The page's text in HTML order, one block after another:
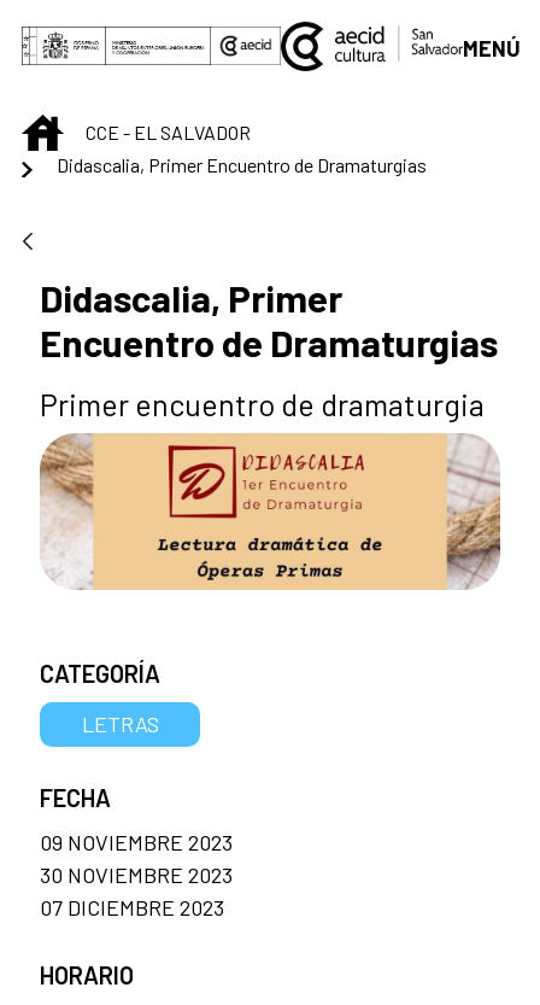
Saltar al contenido principal
MENÚ
INICIOCCE - EL SALVADOR
Didascalia, Primer Encuentro de Dramaturgias
Didascalia, Primer
Encuentro de Dramaturgias
Primer encuentro de dramaturgia
CATEGORÍA
LETRAS
FECHA
09 NOVIEMBRE 2023
30 NOVIEMBRE 2023
07 DICIEMBRE 2023
HORARIO